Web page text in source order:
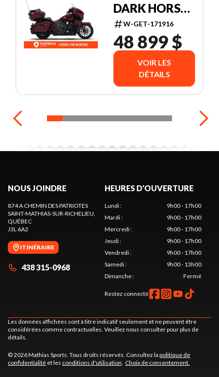
DARK HORSE
+ 112 &
AUDIO
PACKAGE
W-GET-171916
48 899 $
VOIR LES
DÉTAILS
NOUS JOINDRE
874 A CHEMIN DES PATRIOTES
SAINT-MATHIAS-SUR-RICHELIEU
QUÉBEC
J3L 6A2
ITINÉRAIRE
438 315-0968
HEURES D'OUVERTURE
Lundi:
9h00 - 17h00
Mardi:
9h00 - 17h00
Mercredi:
9h00 - 17h00
Jeudi:
9h00 - 17h00
Vendredi:
9h00 - 17h00
Samedi:
9h00 - 13h00
Dimanche: Fermé
Restez connecté
Les données affichées sont à titre indicatif seulement et ne peuvent être
considérées comme contractuelles. Veuillez nous consulter pour plus de
détails.
© 2026 Mathias Sports. Tous droits réservés. Consultez la politique de
confidentialité et les conditions d'utilisation Choix de consentement.